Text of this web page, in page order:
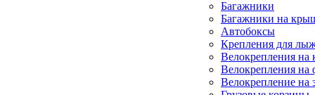
Багажники
Багажники на
Автобоксы
Крепления для
Велокрепления
Велокрепления на
Велокрепление на